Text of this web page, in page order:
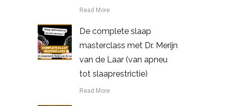
Read More
De complete slaap
masterclass met Dr. Merijn
van de Laar (van apneu
tot slaaprestrictie)
Read More